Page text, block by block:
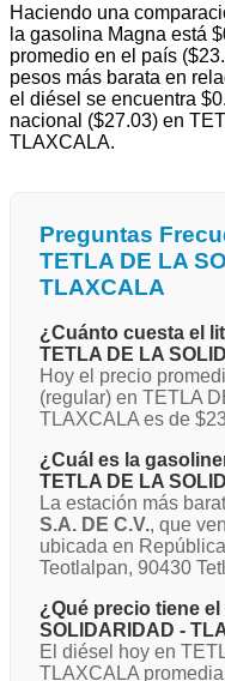
Haciendo una
la gasolina Magna está
promedio en el país
pesos más barata en
el diésel se encuentra
nacional ($27.03) en
TLAXCALA.
Preguntas
TETLA DE LA
TLAXCALA
¿Cuánto cuesta el
TETLA DE LA
Hoy el precio
(regular) en TETLA
TLAXCALA es de
¿Cuál es la
TETLA DE LA
La estación más
S.A. DE C.V., que
ubicada en
Teotlalpan, 90430
¿Qué precio tiene
SOLIDARIDAD -
El diésel hoy en
TLAXCALA